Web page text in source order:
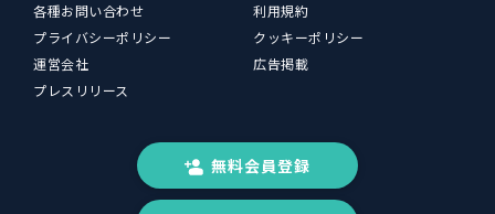
各種お問い合わせ
利用規約
プライバシーポリシー
クッキーポリシー
運営会社
広告掲載
プレスリリース
無料会員登録